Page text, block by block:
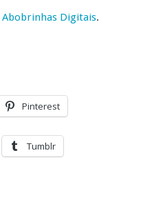
Abobrinhas Digitais.
Pinterest
Tumblr